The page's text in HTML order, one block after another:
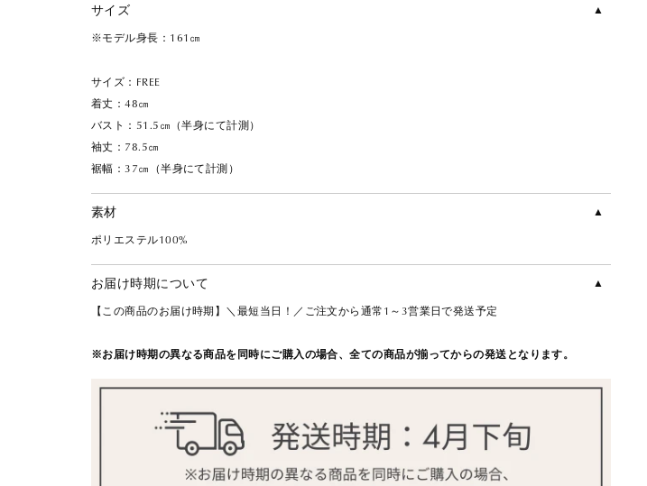
サイズ
※モデル身長：161㎝
サイズ：FREE
着丈：48㎝
バスト：51.5㎝（半身にて計測）
袖丈：78.5㎝
裾幅：37㎝（半身にて計測）
素材
ポリエステル100%
お届け時期について
【この商品のお届け時期】＼最短当日！／ご注文から通常1～3営業日で発送予定
※お届け時期の異なる商品を同時にご購入の場合、全ての商品が揃ってからの発送となります。